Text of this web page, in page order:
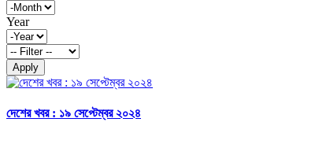
Year
Apply
দেশের খবর : ১৯ সেপ্টেম্বর ২০২৪